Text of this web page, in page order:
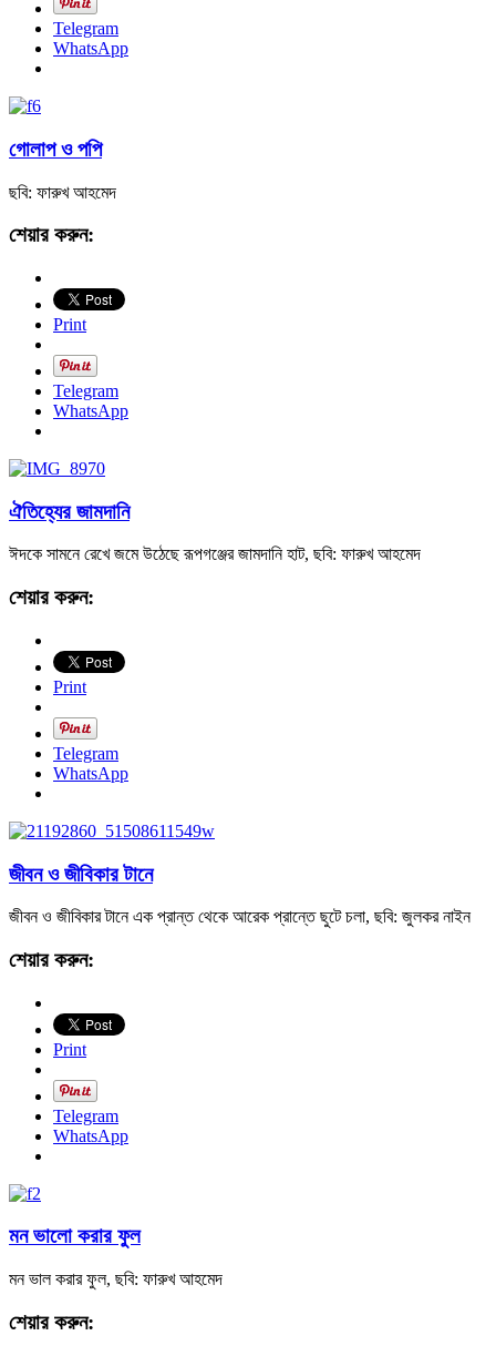
Telegram
WhatsApp
গোলাপ ও পপি
ছবি: ফারুখ আহমেদ
শেয়ার করুন:
Print
Telegram
WhatsApp
ঐতিহ্যের জামদানি
ঈদকে সামনে রেখে জমে উঠেছে রূপগঞ্জের জামদানি হাট, ছবি: ফারুখ আহমেদ
শেয়ার করুন:
Print
Telegram
WhatsApp
জীবন ও জীবিকার টানে
জীবন ও জীবিকার টানে এক প্রান্ত থেকে আরেক প্রান্তে ছুটে চলা, ছবি: জুলকর নাইন
শেয়ার করুন:
Print
Telegram
WhatsApp
মন ভালো করার ফুল
মন ভাল করার ফুল, ছবি: ফারুখ আহমেদ
শেয়ার করুন: